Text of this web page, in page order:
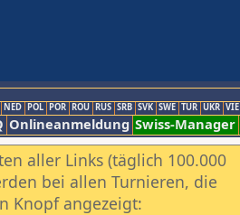
NED POL POR ROU RUS SRB SVK SWE TUR UKR VIE
Onlineanmeldung Swiss-Manager
aller Links (täglich 100.000
bei allen Turnieren, die
Knopf angezeigt: